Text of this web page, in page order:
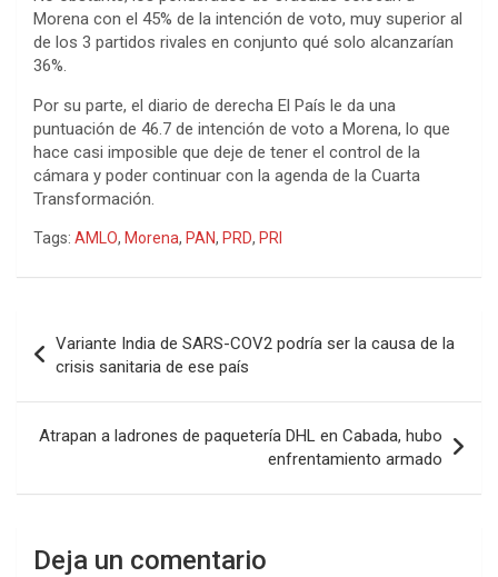
Morena con el 45% de la intención de voto, muy superior al
de los 3 partidos rivales en conjunto qué solo alcanzarían
36%.
Por su parte, el diario de derecha El País le da una
puntuación de 46.7 de intención de voto a Morena, lo que
hace casi imposible que deje de tener el control de la
cámara y poder continuar con la agenda de la Cuarta
Transformación.
Tags: AMLO, Morena, PAN, PRD, PRI
de
entradas
Variante India de SARS-COV2 podría ser la causa de la
crisis sanitaria de ese país
Atrapan a ladrones de paquetería DHL en Cabada, hubo
enfrentamiento armado
Deja un comentario